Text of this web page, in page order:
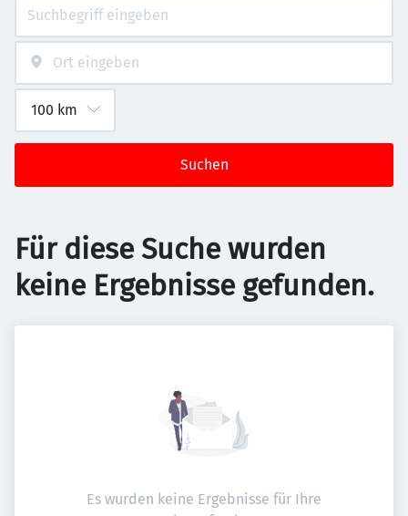
Suchen
Für diese Suche wurden
keine Ergebnisse gefunden.
Es wurden keine Ergebnisse für Ihre